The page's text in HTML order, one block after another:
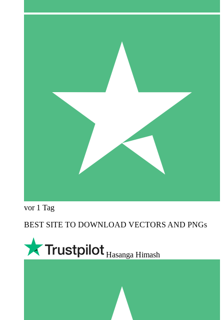
vor 1 Tag
BEST SITE TO DOWNLOAD VECTORS AND PNGs
Hasanga Himash